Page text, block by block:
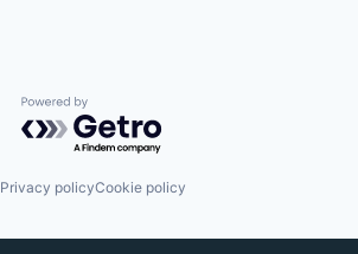
Powered by Getro.com
Privacy policyCookie policy